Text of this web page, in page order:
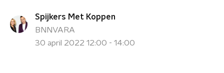
Spijkers Met Koppen
BNNVARA
30 april 2022 12:00 - 14:00